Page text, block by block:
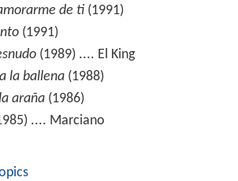
de ti(1991)
(1991)
(1989) .... El King
la ballena(1988)
araña(1986)
.... Marciano